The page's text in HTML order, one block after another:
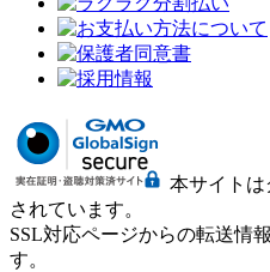
本サイト
されています。
SSL対応ページからの転送情
す。